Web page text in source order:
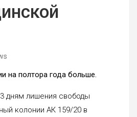
на полтора года больше.
дням лишения свободы
колонии АК 159/20 в